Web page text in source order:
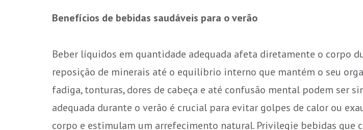
Benefícios de bebidas saudáveis para o verão
Beber líquidos em quantidade adequada afeta diretamente o corpo
reposição de minerais até o equilíbrio interno que mantém o seu
fadiga, tonturas, dores de cabeça e até confusão mental podem ser
adequada durante o verão é crucial para evitar golpes de calor ou
corpo e estimulam um arrefecimento natural. Privilegie bebidas que